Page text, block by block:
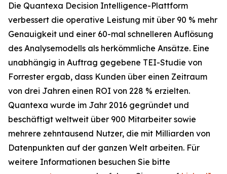
Die Quantexa Decision Intelligence-Plattform
verbessert die operative Leistung mit über 90 % mehr
Genauigkeit und einer 60-mal schnelleren Auflösung
des Analysemodells als herkömmliche Ansätze. Eine
unabhängig in Auftrag gegebene TEI-Studie von
Forrester ergab, dass Kunden über einen Zeitraum
von drei Jahren einen ROI von 228 % erzielten.
Quantexa wurde im Jahr 2016 gegründet und
beschäftigt weltweit über 900 Mitarbeiter sowie
mehrere zehntausend Nutzer, die mit Milliarden von
Datenpunkten auf der ganzen Welt arbeiten. Für
weitere Informationen besuchen Sie bitte